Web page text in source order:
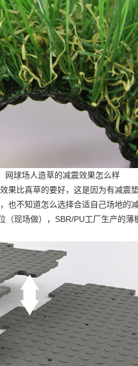
网球场人造草的减震效果怎么样
果比真草的要好，这是因为有减震
也不知道怎么选择合适自己场地的
现场做），SBR/PU工厂生产的